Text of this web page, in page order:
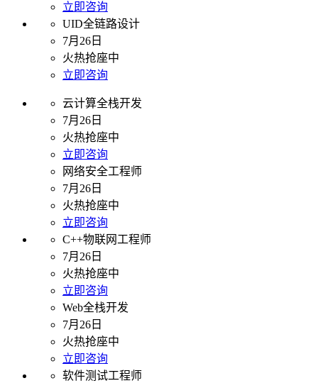
立即咨询
UID全链路设计
7月26日
火热抢座中
立即咨询
云计算全栈开发
7月26日
火热抢座中
立即咨询
网络安全工程师
7月26日
火热抢座中
立即咨询
C++物联网工程师
7月26日
火热抢座中
立即咨询
Web全栈开发
7月26日
火热抢座中
立即咨询
软件测试工程师